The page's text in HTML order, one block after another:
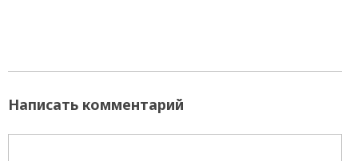
Написать комментарий